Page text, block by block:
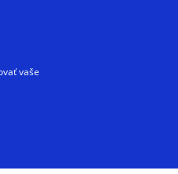
históriu a zákutia vám
tunajšiu kvalitu a
vaše